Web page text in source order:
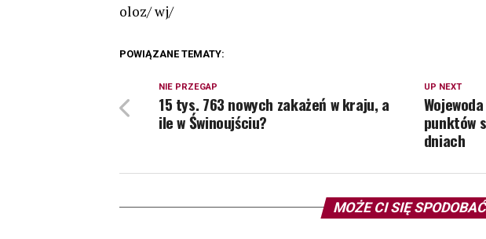
oloz/ wj/
POWIĄZANE TEMATY:
UP NEXT
punktów
dniach
NIE PRZEGAP
15 tys. 763 nowych zakażeń w kraju, a
ile w Świnoujściu?
MOŻE CI SIĘ